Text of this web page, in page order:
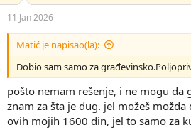
n
j
11 Jan 2026
Matić je napisao(la):
Dobio sam samo za
pošto nemam rešenje, i ne mogu da
znam za šta je dug. jel možeš
ovih mojih 1600 din, jel to samo za